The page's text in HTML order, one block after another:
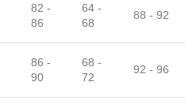
82 -
86
64 -
68
88 - 92
86 -
90
68 -
72
92 - 96